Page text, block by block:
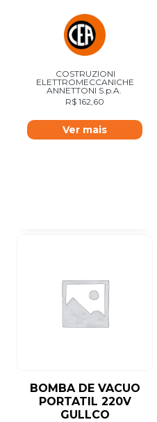
COSTRUZIONI
ELETTROMECCANICHE
ANNETTONI S.p.A.
R$ 162,60
Ver mais
BOMBA DE VACUO
PORTATIL 220V
GULLCO